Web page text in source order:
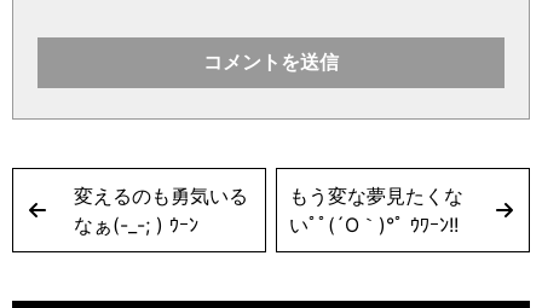
変えるのも勇気いる
なぁ(-_-; ) ｳｰﾝ
もう変な夢見たくな
いﾟﾟ(´O｀)°ﾟ ｳﾜｰﾝ!!